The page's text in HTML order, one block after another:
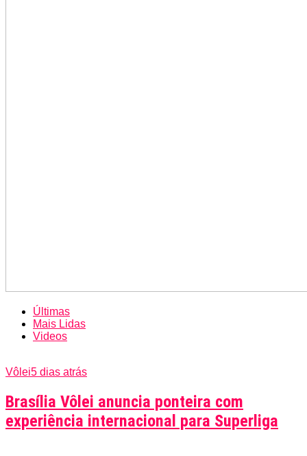
Últimas
Mais Lidas
Videos
Vôlei5 dias atrás
Brasília Vôlei anuncia ponteira com
experiência internacional para Superliga